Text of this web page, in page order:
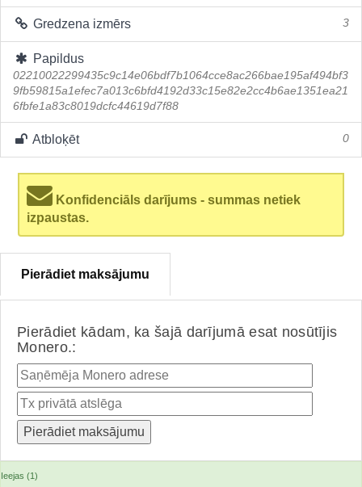
Gredzena izmērs 3
Papildus
02210022299435c9c14e06bdf7b1064cce8ac266bae195af494bf3
9fb59815a1efec7a013c6bfd4192d33c15e82e2cc4b6ae1351ea21
6fbfe1a83c8019dcfc44619d7f88
Atbloķēt 0
Konfidenciāls darījums - summas netiek
izpaustas.
Pierādiet maksājumu
Pierādiet kādam, ka šajā darījumā esat nosūtījis
Monero.:
Ieejas (1)